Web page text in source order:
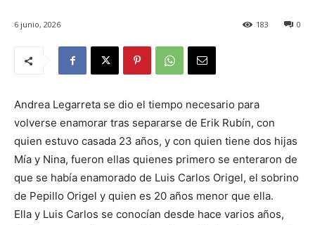
6 junio, 2026 0
183
Andrea Legarreta se dio el tiempo necesario para
volverse enamorar tras separarse de Erik Rubín, con
quien estuvo casada 23 años, y con quien tiene dos hijas
Mía y Nina, fueron ellas quienes primero se enteraron de
que se había enamorado de Luis Carlos Origel, el sobrino
de Pepillo Origel y quien es 20 años menor que ella.
Ella y Luis Carlos se conocían desde hace varios años,